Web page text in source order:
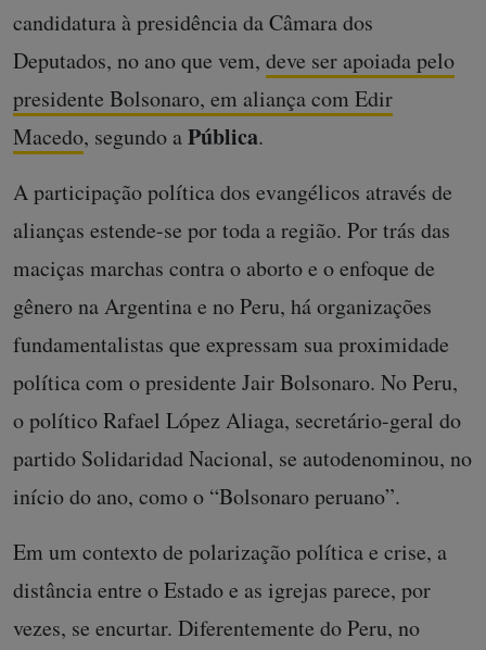
candidatura à presidência da Câmara dos
Deputados, no ano que vem, deve ser apoiada pelo
presidente Bolsonaro, em aliança com Edir
Macedo, segundo aPública.
A participação política dos evangélicos através de
alianças estende-se por toda a região. Por trás das
maciças marchas contra o aborto e o enfoque de
gênero na Argentina e no Peru, há organizações
fundamentalistas que expressam sua proximidade
política com o presidente Jair Bolsonaro. No Peru,
o político Rafael López Aliaga, secretário-geral do
partido Solidaridad Nacional, se autodenominou, no
início do ano, como o “Bolsonaro peruano”.
Em um contexto de polarização política e crise, a
distância entre o Estado e as igrejas parece, por
vezes, se encurtar. Diferentemente do Peru, no